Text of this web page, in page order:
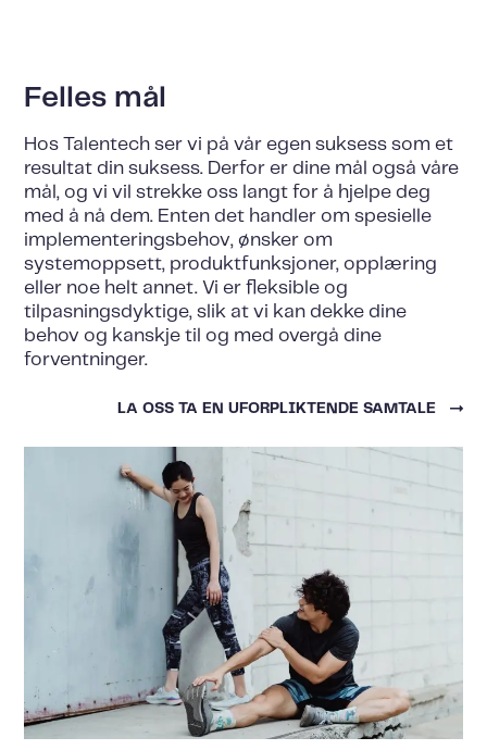
Felles mål
Hos Talentech ser vi på vår egen suksess som et
resultat din suksess. Derfor er dine mål også våre
mål, og vi vil strekke oss langt for å hjelpe deg
med å nå dem. Enten det handler om spesielle
implementeringsbehov, ønsker om
systemoppsett, produktfunksjoner, opplæring
eller noe helt annet. Vi er fleksible og
tilpasningsdyktige, slik at vi kan dekke dine
behov og kanskje til og med overgå dine
forventninger.
LA OSS TA EN UFORPLIKTENDE SAMTALE